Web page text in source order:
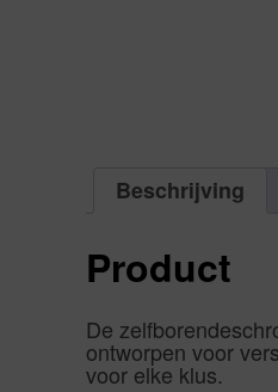
Beschrijving
Product
De
ontworpen voor
voor elke klus.